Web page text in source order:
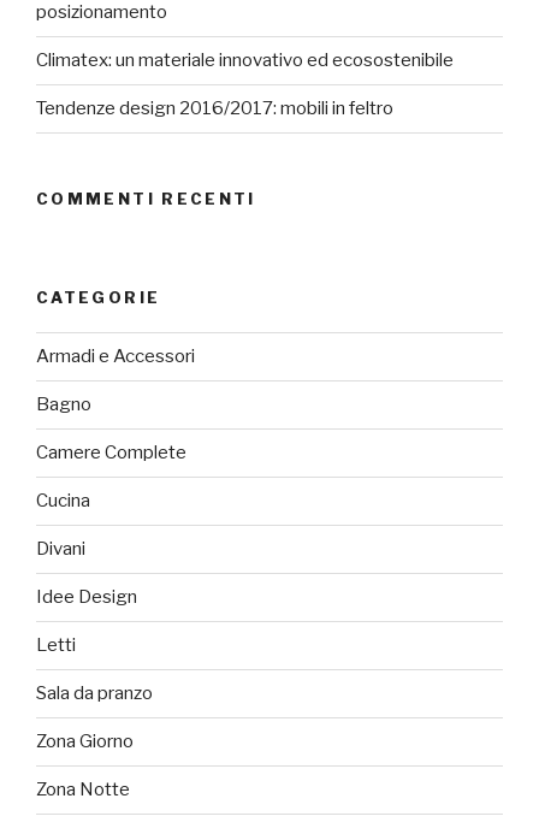
posizionamento
Climatex: un materiale innovativo ed ecosostenibile
Tendenze design 2016/2017: mobili in feltro
COMMENTI RECENTI
CATEGORIE
Armadi e Accessori
Bagno
Camere Complete
Cucina
Divani
Idee Design
Letti
Sala da pranzo
Zona Giorno
Zona Notte